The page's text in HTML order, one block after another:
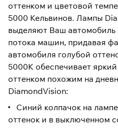
оттенком и цветовой
5000 Кельвинов. Лампы
выделяют Ваш автомобиль
потока машин, придавая
автомобиля голубой
5000К обеспечивает
оттенком похожим на
DiamondVision:
Синий колпачок на
оттенок и в выключенном